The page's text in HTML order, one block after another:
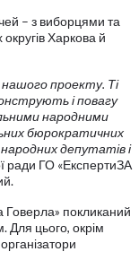
– з виборцями та
Харкова й
нашого проекту. Ті
і повагу
народними
бюрократичних
народних депутатів і
ради ГО «ЕкспертиЗА
Говерла» покликаний
Для цього, окрім